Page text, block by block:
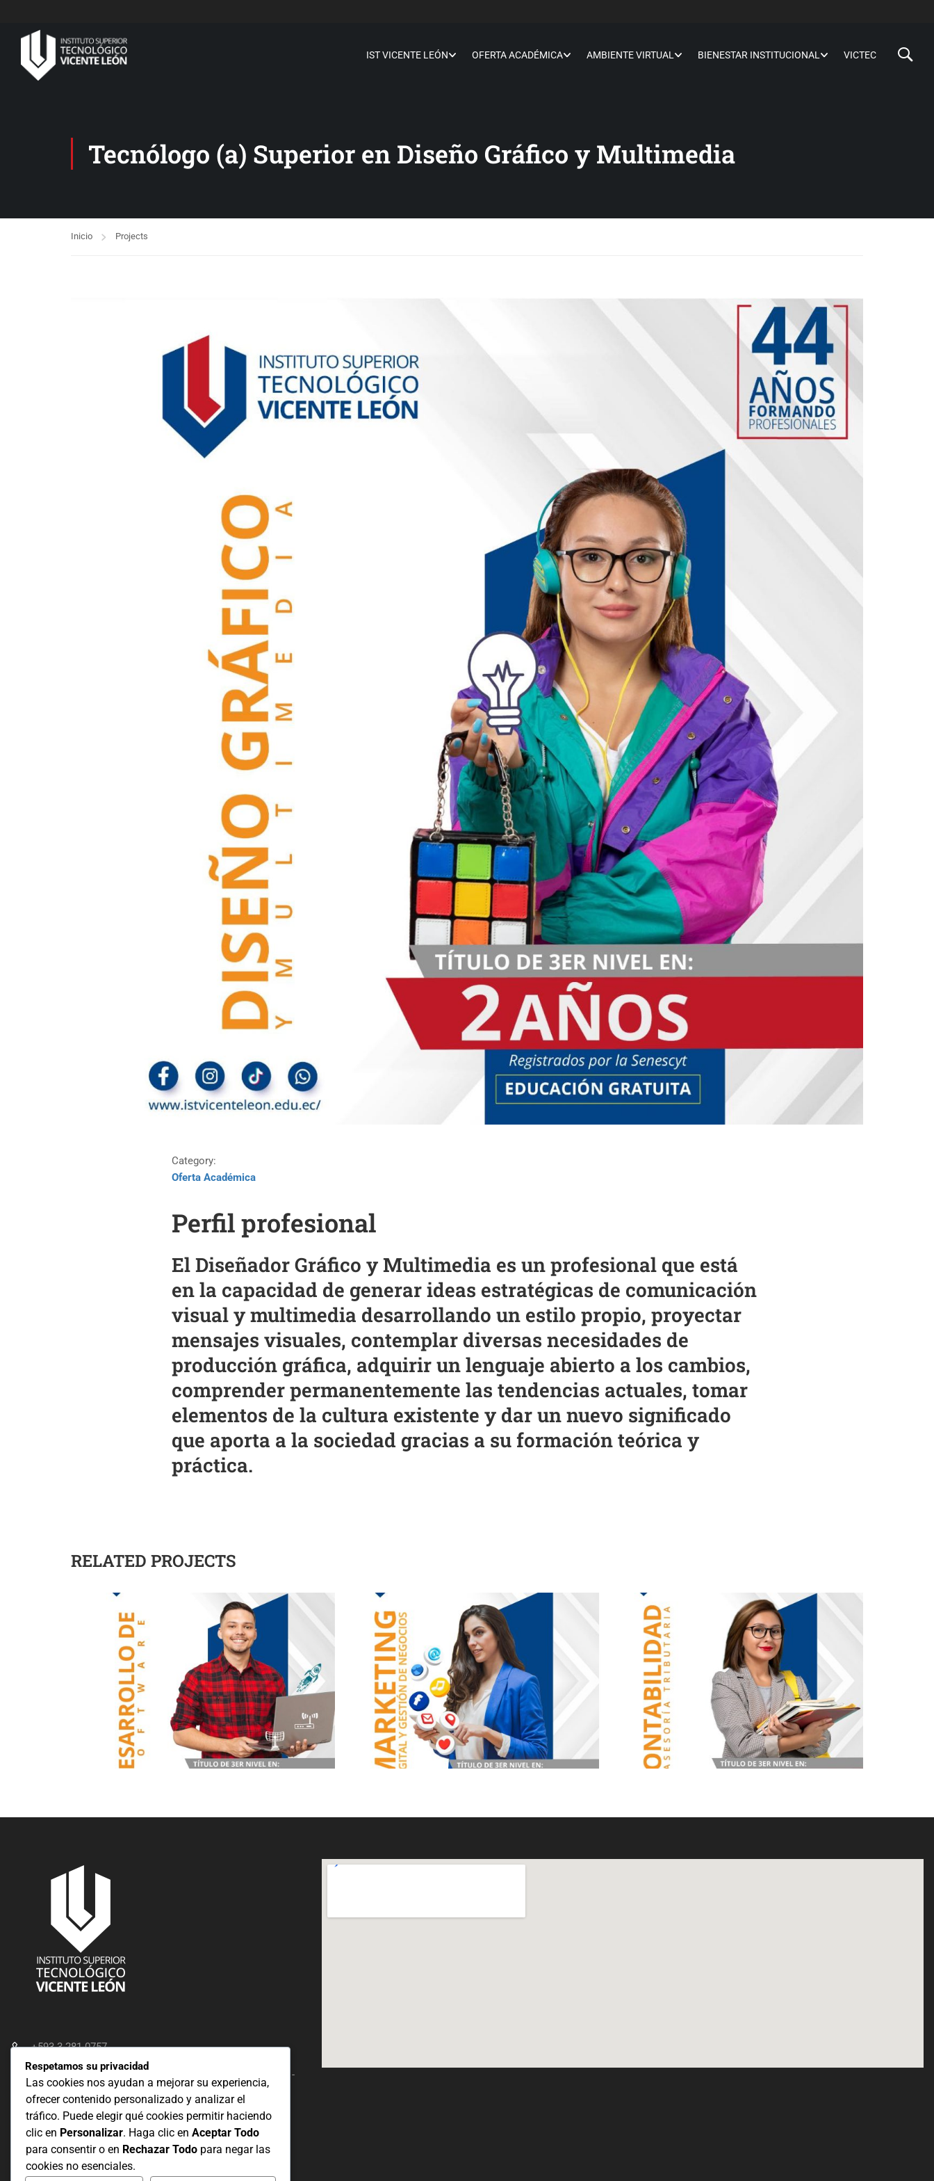
IST VICENTE LEÓN OFERTA ACADÉMICA AMBIENTE VIRTUAL BIENESTAR INSTITUCIONAL VICTEC
Tecnólogo (a) Superior en Diseño Gráfico y Multimedia
Inicio Projects
Category:
Oferta Académica
Perfil profesional
El Diseñador Gráfico y Multimedia es un profesional que está
en la capacidad de generar ideas estratégicas de comunicación
visual y multimedia desarrollando un estilo propio, proyectar
mensajes visuales, contemplar diversas necesidades de
producción gráfica, adquirir un lenguaje abierto a los cambios,
comprender permanentemente las tendencias actuales, tomar
elementos de la cultura existente y dar un nuevo significado
que aporta a la sociedad gracias a su formación teórica y
práctica.
RELATED PROJECTS
+593 3-281-0757
Belisario Quevedo 501 y General Maldonado -Latacunga -
Ecuador
r.vicenteleon@institutos.gob.ec
Respetamos su privacidad
Las cookies nos ayudan a mejorar su experiencia,
ofrecer contenido personalizado y analizar el
tráfico. Puede elegir qué cookies permitir haciendo
clic en Personalizar. Haga clic en Aceptar Todo
para consentir o en Rechazar Todo para negar las
cookies no esenciales.